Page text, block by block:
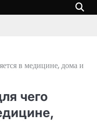
в медицине, дома и
чего